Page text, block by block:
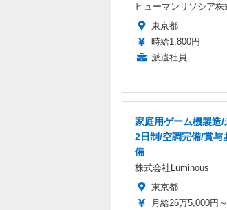
ヒューマンリソシア株
東京都
時給1,800円
派遣社員
家庭用ゲーム機製造
2日制/空調完備/賞与
備
株式会社Luminous
東京都
月給26万5,000円